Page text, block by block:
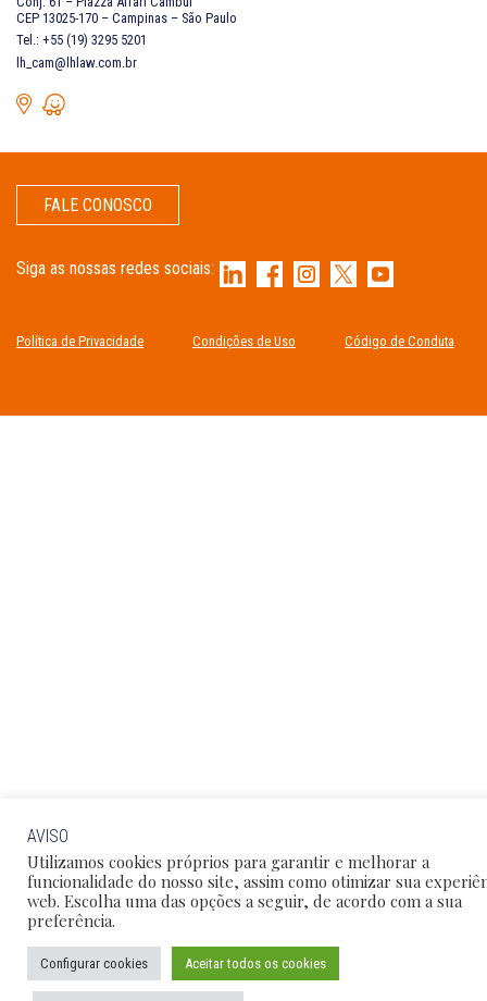
CEP 13025-170 – Campinas – São Paulo
Tel.: +55 (19) 3295 5201
lh_cam@lhlaw.com.br
FALE CONOSCO
Siga as nossas redes sociais:
Política de Privacidade Condições de Uso Código de Conduta
AVISO
Utilizamos cookies próprios para garantir e melhorar a
funcionalidade do nosso site, assim como otimizar sua
web. Escolha uma das opções a seguir, de acordo com a sua
preferência.
Configurar cookies Aceitar todos os cookies